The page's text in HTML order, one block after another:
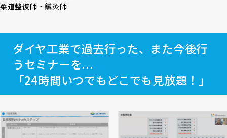
柔道整復師・鍼灸師
ダイヤ工業で過去行った、また今後行
うセミナーを...
「24時間いつでもどこでも見放題！」